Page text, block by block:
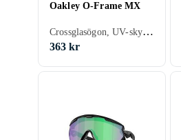
Oakley O-Frame MX
Crossglasögon, UV-skydd, Barn
363 kr